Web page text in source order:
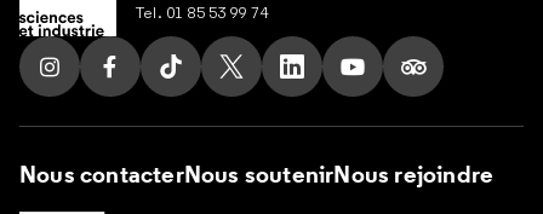
Tel. 01 85 53 99 74
Suivez nous sur Instagram
Suivez nous sur Facebook
Suivez nous sur Tik Tok
Suivez nous sur X
Suivez nous sur LinkedIn
Suivez nous sur
Suivez nous
Nous contacterNous soutenirNous rejoindre